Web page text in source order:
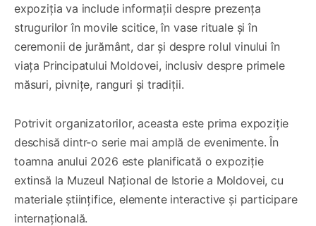
expoziția va include informații despre prezența
strugurilor în movile scitice, în vase rituale și în
ceremonii de jurământ, dar și despre rolul vinului în
viața Principatului Moldovei, inclusiv despre primele
măsuri, pivnițe, ranguri și tradiții.
Potrivit organizatorilor, aceasta este prima expoziție
deschisă dintr-o serie mai amplă de evenimente. În
toamna anului 2026 este planificată o expoziție
extinsă la Muzeul Național de Istorie a Moldovei, cu
materiale științifice, elemente interactive și participare
internațională.